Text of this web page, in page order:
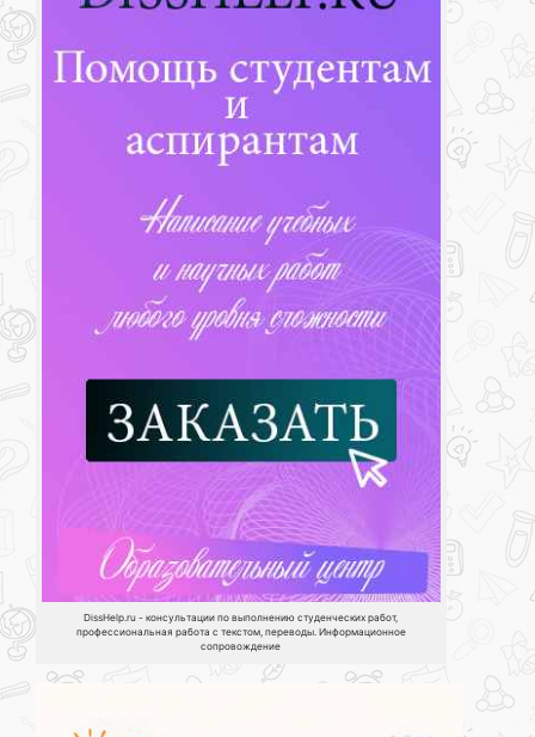
DissHelp.ru - консультации по выполнению студенческих работ,
профессиональная работа с текстом, переводы. Информационное
сопровождение